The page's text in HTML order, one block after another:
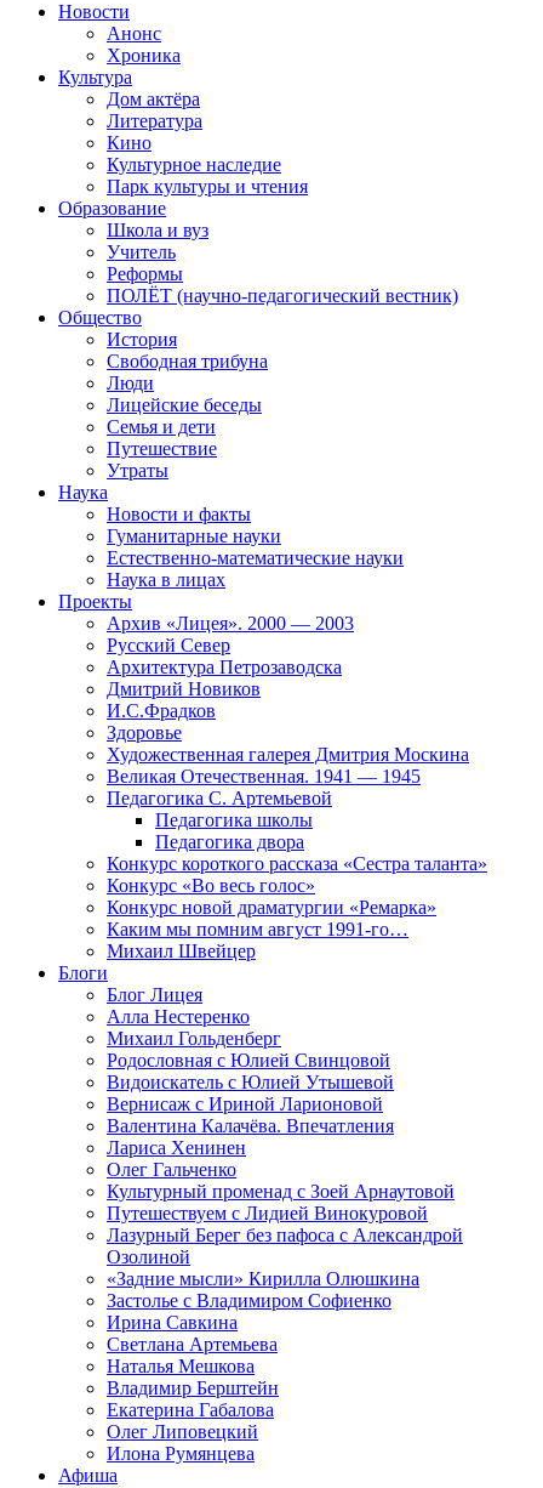
Новости
Анонс
Хроника
Культура
Дом актёра
Литература
Кино
Культурное наследие
Парк культуры и чтения
Образование
Школа и вуз
Учитель
Реформы
ПОЛЁТ (научно-педагогический вестник)
Общество
История
Свободная трибуна
Люди
Лицейские беседы
Семья и дети
Путешествие
Утраты
Наука
Новости и факты
Гуманитарные науки
Естественно-математические науки
Наука в лицах
Проекты
Архив «Лицея». 2000 — 2003
Русский Север
Архитектура Петрозаводска
Дмитрий Новиков
И.С.Фрадков
Здоровье
Художественная галерея Дмитрия Москина
Великая Отечественная. 1941 — 1945
Педагогика С. Артемьевой
Педагогика школы
Педагогика двора
Конкурс короткого рассказа «Сестра таланта»
Конкурс «Во весь голос»
Конкурс новой драматургии «Ремарка»
Каким мы помним август 1991-го…
Михаил Швейцер
Блоги
Блог Лицея
Алла Нестеренко
Михаил Гольденберг
Родословная с Юлией Свинцовой
Видоискатель с Юлией Утышевой
Вернисаж с Ириной Ларионовой
Валентина Калачёва. Впечатления
Лариса Хенинен
Олег Гальченко
Культурный променад с Зоей Арнаутовой
Путешествуем с Лидией Винокуровой
Лазурный Берег без пафоса с Александрой
Озолиной
«Задние мысли» Кирилла Олюшкина
Застолье с Владимиром Софиенко
Ирина Савкина
Светлана Артемьева
Наталья Мешкова
Владимир Берштейн
Екатерина Габалова
Олег Липовецкий
Илона Румянцева
Афиша